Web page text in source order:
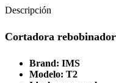
Descripción
Cortadora
Brand: IMS
Modelo: T2